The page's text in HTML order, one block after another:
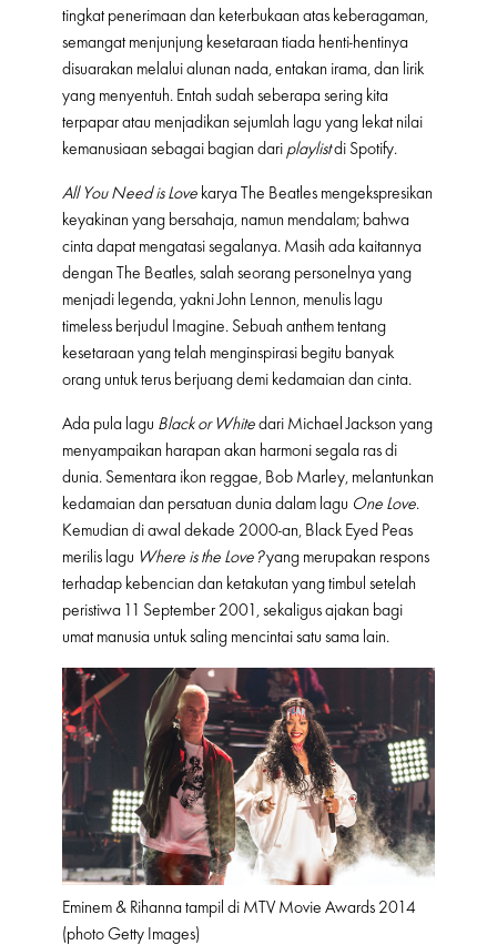
tingkat penerimaan dan keterbukaan atas keberagaman,
semangat menjunjung kesetaraan tiada henti-hentinya
disuarakan melalui alunan nada, entakan irama, dan lirik
yang menyentuh. Entah sudah seberapa sering kita
terpapar atau menjadikan sejumlah lagu yang lekat nilai
kemanusiaan sebagai bagian dari playlistdi Spotify.
All You Need is Love karya The Beatles mengekspresikan
keyakinan yang bersahaja, namun mendalam; bahwa
cinta dapat mengatasi segalanya. Masih ada kaitannya
dengan The Beatles, salah seorang personelnya yang
menjadi legenda, yakni John Lennon, menulis lagu
timeless berjudul Imagine. Sebuah anthem tentang
kesetaraan yang telah menginspirasi begitu banyak
orang untuk terus berjuang demi kedamaian dan cinta.
Ada pula lagu Black or Whitedari Michael Jackson yang
menyampaikan harapan akan harmoni segala ras di
dunia. Sementara ikon reggae, Bob Marley, melantunkan
kedamaian dan persatuan dunia dalam lagu One Love.
Kemudian di awal dekade 2000-an, Black Eyed Peas
merilis lagu Where is the Love?yang merupakan respons
terhadap kebencian dan ketakutan yang timbul setelah
peristiwa 11 September 2001, sekaligus ajakan bagi
umat manusia untuk saling mencintai satu sama lain.
Eminem & Rihanna tampil di MTV Movie Awards 2014
(photo Getty Images)